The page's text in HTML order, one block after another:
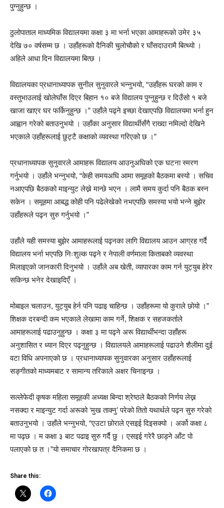
पुग्नुहुन्छ ।
ठुलोपाताल माध्यमिक विद्यालयमा कक्षा ३ मा भर्ना भएका आमाहरूको उमेर ३५
देखि ७० वर्षसम्म छ । उहाँहरूको दैनिकी चुलोचौको र घाँसदाउरामै बित्थ्यो ।
अहिले आधा दिन विद्यालयमा बित्छ ।
विद्यालयका प्रधानाध्यापक सुनील सुनुवारले भन्नुभयो, “उहाँहरू घरको काम र
वस्तुभाउलाई खोलेघाँस दिएर बिहान १० बजे विद्यालय पुग्नुहुन्छ र दिउँसो १ बजे
खाजा खाएर घर फर्किनुहुन्छ ।” उहाँले पढ्ने इच्छा देखाएपछि विद्यालयमा भर्ना हुन
आह्वान गरेको बताउनुभयो । उहाँका अनुसार विद्यार्थीसँगै राख्दा नमिल्दो देखिने
भएकाले उहाँहरूलाई छुट्टै कक्षाको व्यवस्था गरिएको छ ।”
प्रधानाध्यापक सुनुवारले आमाहरू विद्यालय आउनुअघिको एक घटना स्मरण
गर्नुभयो । उहाँले भन्नुभयो, “केही समयअघि आमा समूहको बैठकमा बस्यो । सचिव
नआएपछि बैठकको माइन्युट लेख्ने मान्छे भएन । लामै समय कुर्दा पनि बैठक बस्न
सकेन । समूहमा आबद्ध कोही पनि पढेलेखेको नभएपछि समस्या भयो भन्ने बुझेर
उहाँहरूले पढ्न सुरु गर्नुभयो ।”
उहाँले यही समस्या बुझेर आमाहरूलाई पढ्नका लागि विद्यालय आउन आग्रह गर्दै
विद्यालय भर्ना भएपछि निःशुल्क पढ्ने र नेपाली वर्णमाला किताबको व्यवस्था
मिलाइएको जानकारी दिनुभयो । उहाँले अब खेती, व्यापारका काम गर्न युट्युब हेरेर
सकिन्छ भनेर देखाइदिएँ ।
मोबाइल चलाउन, युट्युब हेर्न पनि पढाइ चाहिन्छ । उहाँहरूमा यो कुराले छोयो ।”
शिक्षक दरबन्दी कम भएकाले लेखामा काम गर्ने, शिक्षक र सहजकर्ताले
आमाहरूलाई पढाउनुहुन्छ । कक्षा ३ मा पढ्ने अरू विद्यार्थीभन्दा उहाँहरू
अनुशासित र ध्यान दिएर पढ्नुहुन्छ । विद्यालयले आमाहरूलाई पढाउने शैलीमा दुई
वटा विधि अपनाएको छ । प्रधानाध्यापक सुनुवारका अनुसार उहाँहरूलाई
सङ्गीतको माध्यमबाट र सामान्य तरिकाले अक्षर चिनाइन्छ ।
सल्लेफेदी कृषक महिला समूहकी अध्यक्ष बिन्दा श्रेष्ठले बैठकको निर्णय लेख्न
नसक्दा र माइन्युट गर्दा अरूको ‘मुख ताक्नु’ परेको तितो यथार्थले पढ्न सुरु गरेको
बताउनुभयो । उहाँले भन्नुभयो, “एउटा छोराले एसइई दिइसक्यो । अर्को कक्षा ८
मा पढ्छ । म कक्षा ३ बाट पढाइ सुरु गर्दै छु । एसइई गरेरै छाड्ने आँट पो
पलाएको छ त ।”यो समाचार गोरखापत्र दैनिकमा छ ।
Share this: